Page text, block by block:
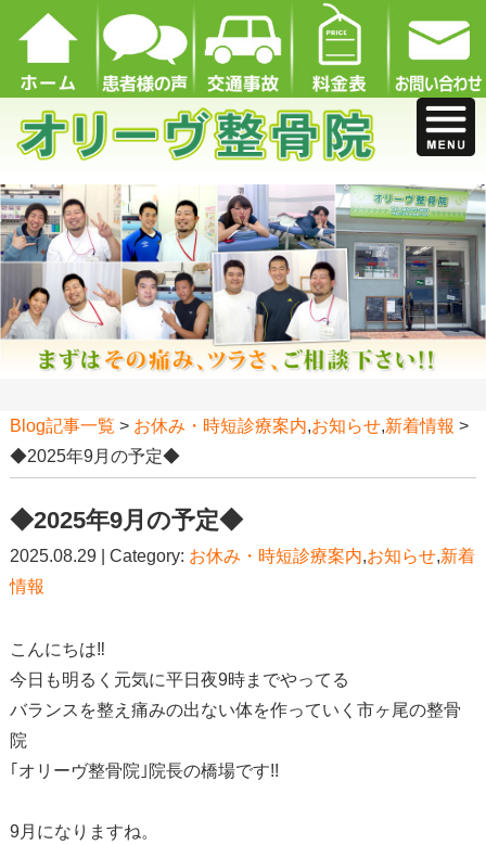
Blog記事一覧 > お休み・時短診療案内,お知らせ,新着情報 >
◆2025年9月の予定◆
◆2025年9月の予定◆
2025.08.29 | Category: お休み・時短診療案内,お知らせ,新着
情報
こんにちは‼
今日も明るく元気に平日夜9時までやってる
バランスを整え痛みの出ない体を作っていく市ヶ尾の整骨
院
｢オリーヴ整骨院｣院長の橋場です!!
9月になりますね。